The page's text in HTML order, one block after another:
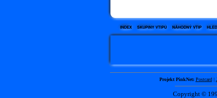
Projekt PinkNet: Postcard|
Copyright ©